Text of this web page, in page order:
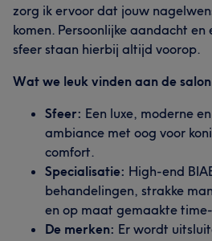
zorg ik ervoor dat jouw
komen. Persoonlijke aandacht
sfeer staan hierbij altijd voorop.
Wat we leuk vinden aan de salon
Sfeer: Een luxe, moderne
ambiance met oog voor
comfort.
Specialisatie: High-end
behandelingen, strakke
en op maat gemaakte
De merken: Er wordt